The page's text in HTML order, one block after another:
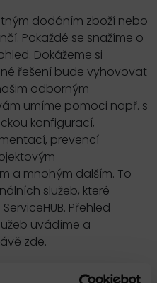
dodáním zboží nebo
Pokaždé se snažíme o
Dokážeme si
řešení bude vyhovovat
odborným
umíme pomoci např. s
konfigurací,
prevencí
a mnohým dalším. To
služeb, které
Přehled
uvádíme a
zde.
se naše služby